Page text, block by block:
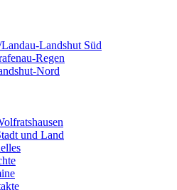
Landshut Süd
Regen
Nord
und Land